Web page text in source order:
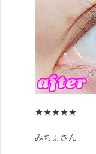
★★★★★
みちょ さん